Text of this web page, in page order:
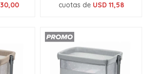
30,00
cuotas de USD 11,58